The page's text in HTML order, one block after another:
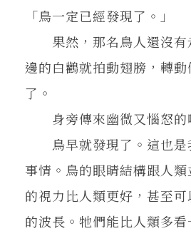
「鳥一定已經發現了。」
果然，那名鳥人還沒有
邊的白鸛就拍動翅膀，轉
了。
身旁傳來幽微又惱怒的
鳥早就發現了。這也是
事情。鳥的眼睛結構跟人
的視力比人類更好，甚至
的波長。牠們能比人類多